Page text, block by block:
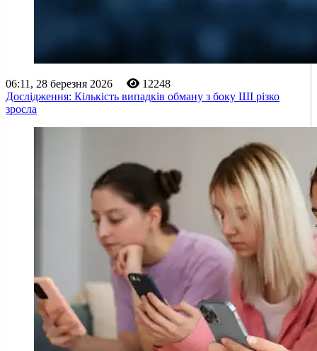
06:11, 28 березня 2026
12248
Дослідження: Кількість випадків обману з боку ШІ різко
зросла